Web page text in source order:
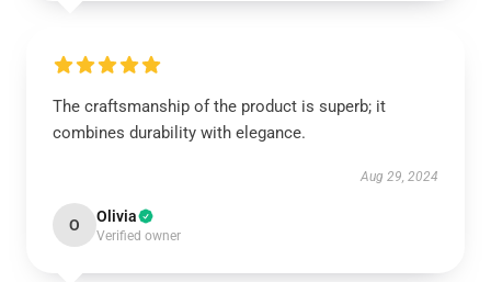
The craftsmanship of the product is superb; it
combines durability with elegance.
Aug 29, 2024
O Olivia
Verified owner